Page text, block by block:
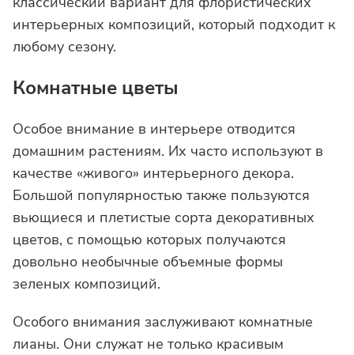
интерьерных композиций, который подходит к
любому сезону.
Комнатные цветы
Особое внимание в интерьере отводится
домашним растениям. Их часто используют в
качестве «живого» интерьерного декора.
Большой популярностью также пользуются
вьющиеся и плетистые сорта декоративных
цветов, с помощью которых получаются
довольно необычные объемные формы
зеленых композиций.
Особого внимания заслуживают комнатные
лианы. Они служат не только красивым